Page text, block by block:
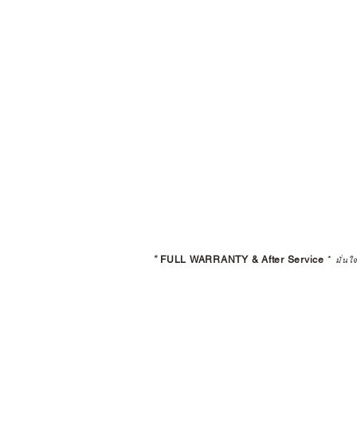
* FULL WARRANTY & After Service * มั่นใ